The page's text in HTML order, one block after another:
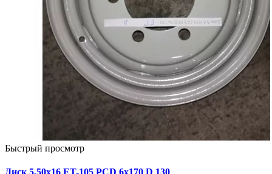
Быстрый просмотр
Диск 5,50х16 ET-105 PCD 6x170 D 130